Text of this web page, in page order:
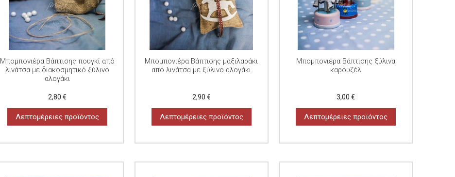
Μπομπονιέρα Βάπτισης πουγκί από
λινάτσα με διακοσμητικό ξύλινο
αλογάκι
2,80 €
Λεπτομέρειες προϊόντος
Μπομπονιέρα Βάπτισης μαξιλαράκι
από λινάτσα με ξύλινο αλογάκι
2,90 €
Λεπτομέρειες προϊόντος
Μπομπονιέρα Βάπτισης ξύλινα
καρουζέλ
3,00 €
Λεπτομέρειες προϊόντος